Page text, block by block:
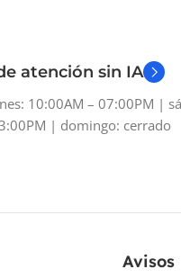
atención sin IA
10:00AM – 07:00PM |
| domingo: cerrado
Avisos